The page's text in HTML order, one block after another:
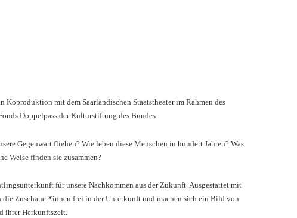
mit dem Saarländischen Staatstheater im Rahmen des
Doppelpass der Kulturstiftung des Bundes
Gegenwart fliehen? Wie leben diese Menschen in hundert Jahren? Was
Weise finden sie zusammen?
für unsere Nachkommen aus der Zukunft. Ausgestattet mit
Zuschauer*innen frei in der Unterkunft und machen sich ein Bild von
ihrer Herkunftszeit.